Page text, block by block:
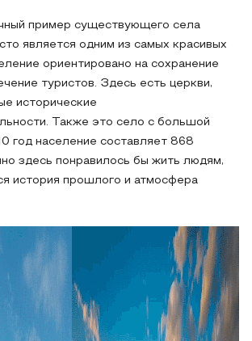
пример существующего села
является одним из самых красивых
ориентировано на сохранение
туристов. Здесь есть церкви,
исторические
Также это село с большой
год население составляет 868
здесь понравилось бы жить людям,
история прошлого и атмосфера